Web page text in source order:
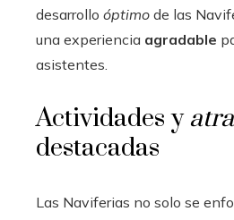
desarrollo óptimo de las
una experiencia agradable
asistentes.
Actividades y
destacadas
Las Naviferias no solo se